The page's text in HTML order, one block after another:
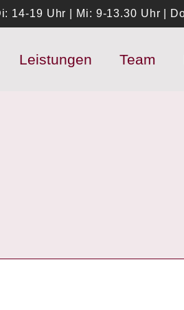
14-19 Uhr | Mi: 9-13.30 Uhr |
Leistungen Team